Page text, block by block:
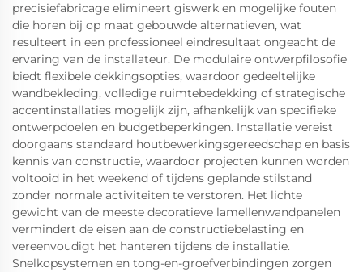
precisiefabricage elimineert giswerk en mogelijke fouten
die horen bij op maat gebouwde alternatieven, wat
resulteert in een professioneel eindresultaat ongeacht de
ervaring van de installateur. De modulaire ontwerpfilosofie
biedt flexibele dekkingsopties, waardoor gedeeltelijke
wandbekleding, volledige ruimtebedekking of strategische
accentinstallaties mogelijk zijn, afhankelijk van specifieke
ontwerpdoelen en budgetbeperkingen. Installatie vereist
doorgaans standaard houtbewerkingsgereedschap en basis
kennis van constructie, waardoor projecten kunnen worden
voltooid in het weekend of tijdens geplande stilstand
zonder normale activiteiten te verstoren. Het lichte
gewicht van de meeste decoratieve lamellenwandpanelen
vermindert de eisen aan de constructiebelasting en
vereenvoudigt het hanteren tijdens de installatie.
Snelkopsystemen en tong-en-groefverbindingen zorgen